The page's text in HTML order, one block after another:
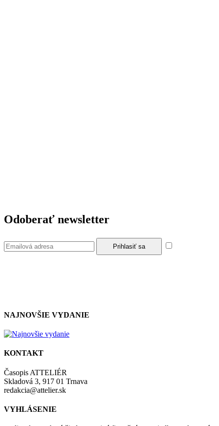
Odoberať newsletter
NAJNOVŠIE VYDANIE
KONTAKT
Časopis ATTELIÉR
Skladová 3, 917 01 Trnava
redakcia@attelier.sk
VYHLÁSENIE